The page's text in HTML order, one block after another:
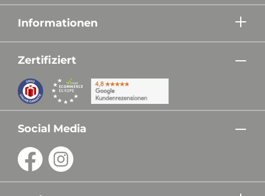
Informationen
Zertifiziert
Social Media